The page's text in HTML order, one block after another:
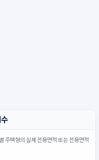
주택형의 실제 전용면적 또는 전용면적